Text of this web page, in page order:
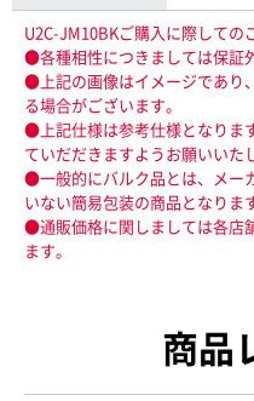
U2C-JM10BKご購入に際しての
●各種相性につきましては保証
●上記の画像はイメージであり
る場合がございます。
●上記仕様は参考仕様となりま
ていだだきますようお願いいた
●一般的にバルク品とは、メー
いない簡易包装の商品となりま
●通販価格に関しましては各店
ます。
商品